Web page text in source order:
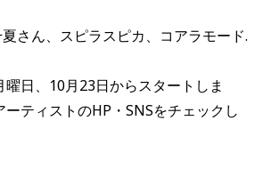
さん、スピラスピカ、コアラモード.
日、 10月23日からスタートしま
ーティストのHP ・ SNSをチェックし